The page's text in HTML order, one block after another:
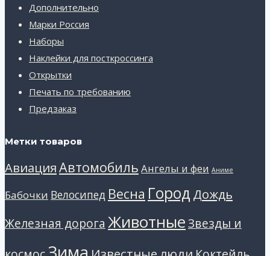
Дополнительно
Марки Россия
Наборы
Наклейки для посткроссинга
Открытки
Печать по требованию
Предзаказ
Метки товаров
АвиацияАвтомобиль Ангелы и феи Аниме
Бабочки Велосипед Весна Город Дождь
Железная дорога ЖивотныеЗвезды и